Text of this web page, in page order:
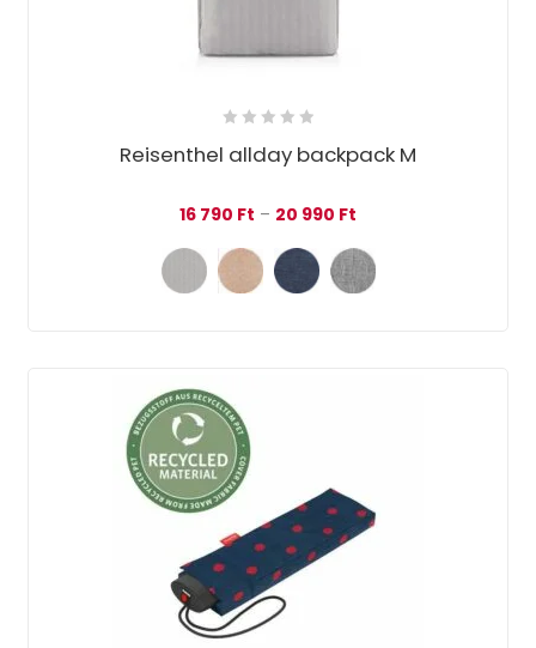
Reisenthel allday backpack M
16 790 Ft – 20 990 Ft